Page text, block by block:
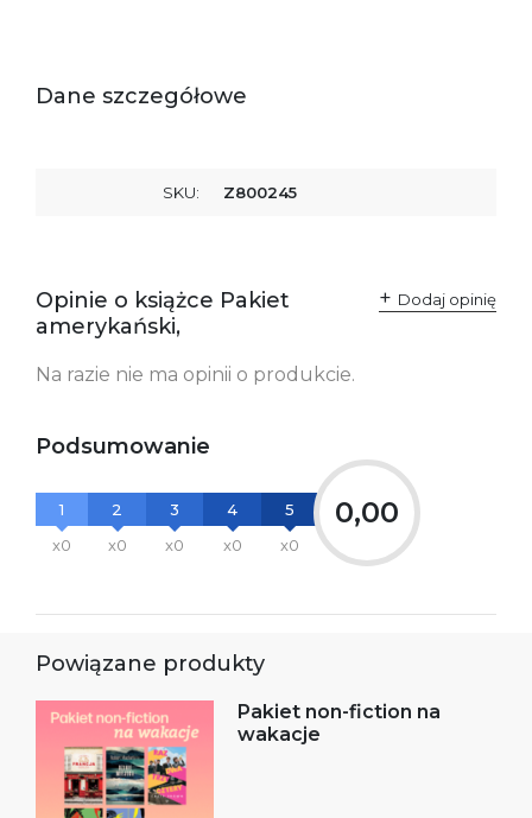
Dane szczegółowe
SKU: Z800245
Opinie o książce Pakiet
amerykański,
Dodaj opinię
Na razie nie ma opinii o produkcie.
Podsumowanie
1
x0
2
x0
3
x0
4
x0
5
x0
0,00
Powiązane produkty
Pakiet non-fiction na
wakacje